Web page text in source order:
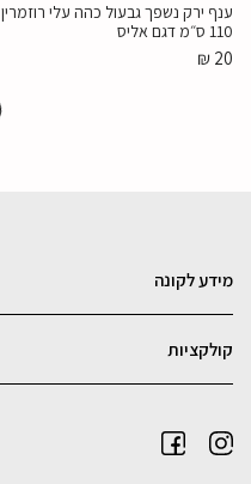
ענף ירק נשפך גבעול כהה עלי רוזמרין
110 ס״מ דגם אליס
₪ 20
עץ עציץ עלי בננה ציפור גן עדן עלים
חדים דגם אליס
₪490